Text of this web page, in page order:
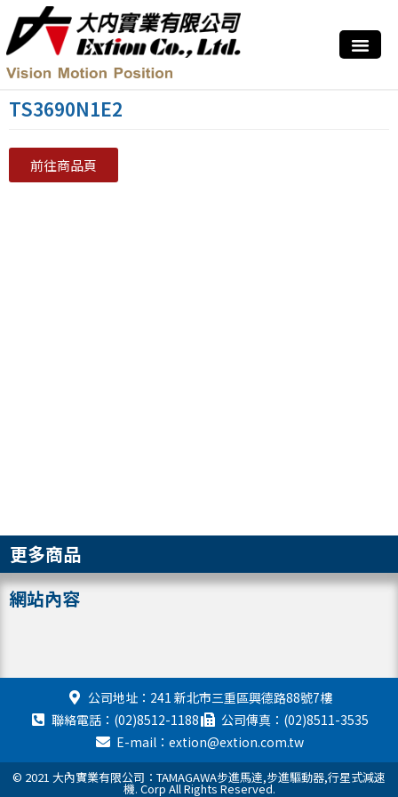
TS3690N1E2
前往商品頁
更多商品
網站內容
公司地址：241 新北市三重區興德路88號7樓
聯絡電話：(02)8512-1188
公司傳真：(02)8511-3535
E-mail：extion@extion.com.tw
© 2021 大內實業有限公司：TAMAGAWA步進馬達,步進驅動器,行星式減速
機. Corp All Rights Reserved.